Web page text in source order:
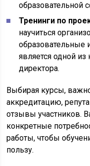
образовательной
Тренинги по
научиться
образовательные
является одной
директора.
Выбирая курсы,
аккредитацию,
отзывы участников.
конкретные
работы, чтобы
пользу.